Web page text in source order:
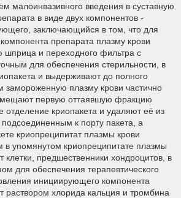
малоинвазивного введения в суставную
в виде двух компонентов -
заключающийся в том, что для
препарата плазму крови
и переходного фильтра с
для обеспечения стерильности, в
и выдерживают до полного
замороженную плазму крови частично
первую оттаявшую фракцию
отделение криопакета и удаляют её из
к порту пакета, а
криопреципитат плазмы крови
в упомянутом криопреципитате плазмы
клетки, предшественники хондроцитов, в
для обеспечения терапевтического
инициирующего компонента
раствором хлорида кальция и тромбина